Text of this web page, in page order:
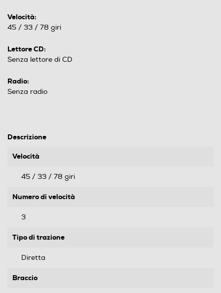
Velocità:
45 / 33 / 78 giri
Lettore CD:
Senza lettore di CD
Radio:
Senza radio
Descrizione
Velocità
45 / 33 / 78 giri
Numero di velocità
3
Tipo di trazione
Diretta
Braccio